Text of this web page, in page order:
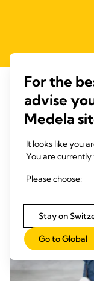
For the
advise
Medela
It looks like you
You are currently
Please choose:
Stay on
Go to Global